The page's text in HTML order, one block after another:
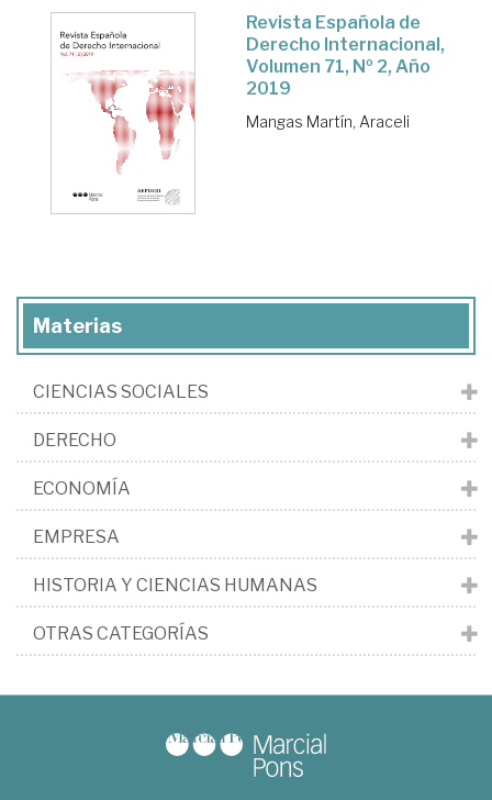
Revista Española de
Derecho Internacional,
Volumen 71, Nº 2, Año
2019
Mangas Martín, Araceli
Materias
CIENCIAS SOCIALES
DERECHO
ECONOMÍA
EMPRESA
HISTORIA Y CIENCIAS HUMANAS
OTRAS CATEGORÍAS